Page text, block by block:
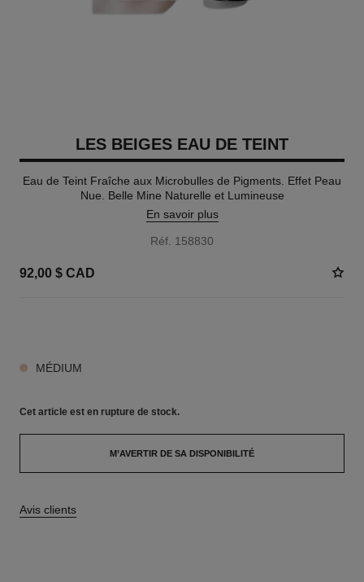
LES BEIGES EAU DE TEINT
Eau de Teint Fraîche aux Microbulles de Pigments. Effet Peau
Nue. Belle Mine Naturelle et Lumineuse
En savoir plus
Réf. 158830
92,00 $ CAD
MÉDIUM
Cet article est en rupture de stock.
M’AVERTIR DE SA DISPONIBILITÉ
Avis clients